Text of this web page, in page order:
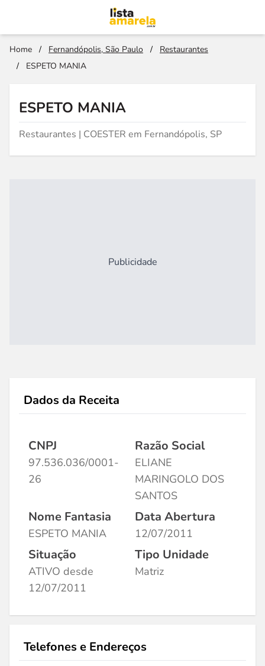
Home / Fernandópolis, São Paulo /
Restaurantes
/
ESPETO MANIA
ESPETO MANIA
Restaurantes | COESTER em Fernandópolis, SP
Publicidade
Dados da Receita
CNPJ
97.536.036/0001-
26
Razão Social
ELIANE
MARINGOLO DOS
SANTOS
Nome Fantasia
ESPETO MANIA
Data Abertura
12/07/2011
Situação
ATIVO desde
12/07/2011
Tipo Unidade
Matriz
Telefones e Endereços